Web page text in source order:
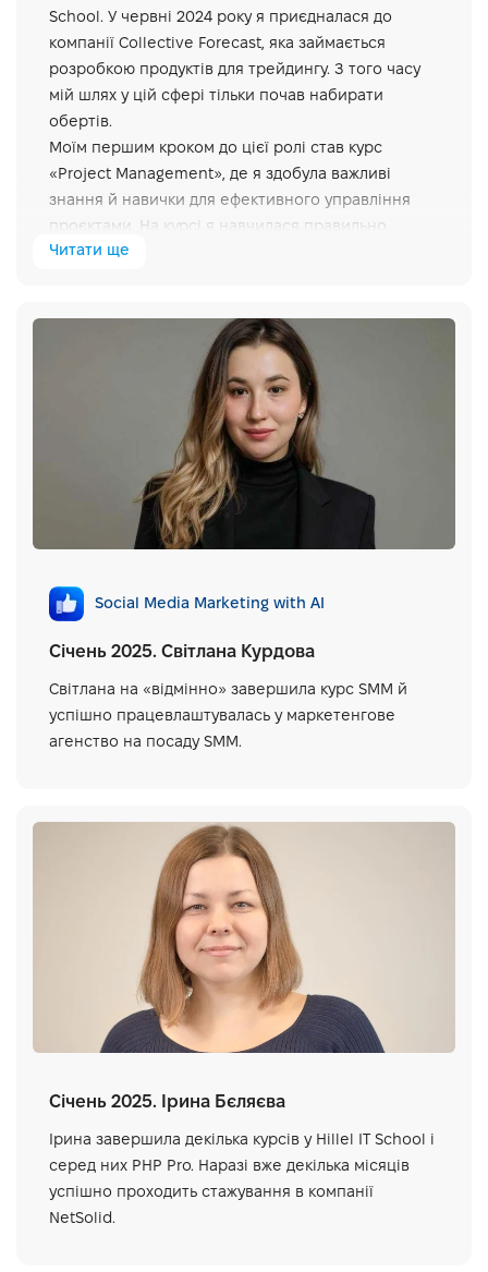
School. У червні 2024 року я приєдналася до
компанії Collective Forecast, яка займається
розробкою продуктів для трейдингу. З того часу
мій шлях у цій сфері тільки почав набирати
обертів.
Моїм першим кроком до цієї ролі став курс
«Project Management», де я здобула важливі
знання й навички для ефективного управління
проєктами. На курсі я навчилася правильно
організовувати робочі процеси, будувати плани й
Уже зараз, працюючи на посаді Business
Development Manager в Collective Forecast, я
використовую ці навички для аналізу ринку,
знаходження нових можливостей для компанії та
побудови стратегій розвитку. Курс допоміг мені
отримати розуміння, як керувати проєктами в
умовах швидких змін й інтегрувати нові бізнес-
рішення для зростання компанії.
Також я набула навичок у плануванні й управлінні
розвитку, що є важливими для моєї нинішньої
ролі. Усе це дозволяє мені впевнено розвиватись
у галузі та досягати значних результатів разом з
Читати ще
Social Media Marketing with AI
Січень 2025. Світлана Курдова
Світлана на «відмінно» завершила курс SMM й
успішно працевлаштувалась у маркетенгове
агенство на посаду SMM.
Січень 2025. Ірина Бєляєва
Ірина завершила декілька курсів у Hillel IT School і
серед них PHP Pro. Наразі вже декілька місяців
успішно проходить стажування в компанії
NetSolid.